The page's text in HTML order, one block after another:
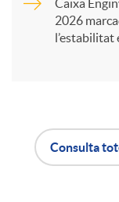
Caixa
2026
l’estabilitat
Consulta